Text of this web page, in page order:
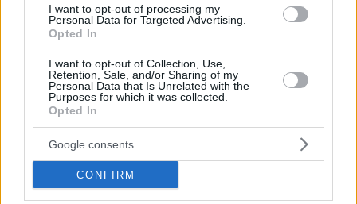
I want to opt-out of processing my
Personal Data for Targeted Advertising.
Opted In
I want to opt-out of Collection, Use,
Retention, Sale, and/or Sharing of my
Personal Data that Is Unrelated with the
Purposes for which it was collected.
Opted In
Google consents
CONFIRM